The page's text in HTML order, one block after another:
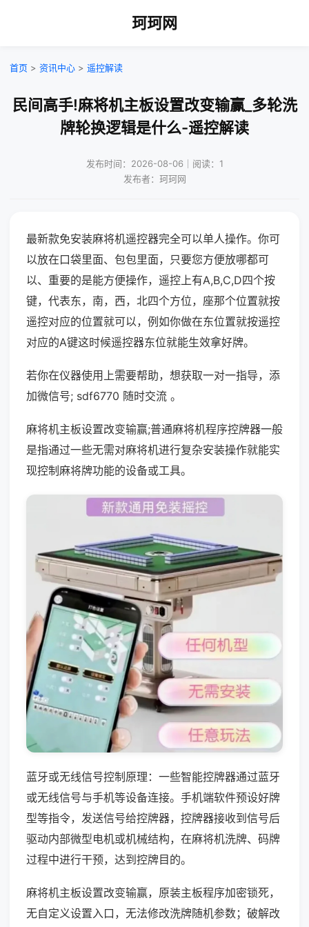
珂珂网
首页 > 资讯中心 > 遥控解读
民间高手!麻将机主板设置改变输赢_多轮洗
牌轮换逻辑是什么-遥控解读
发布时间：2026-08-06｜阅读：1
发布者：珂珂网
最新款免安装麻将机遥控器完全可以单人操作。你可
以放在口袋里面、包包里面，只要您方便放哪都可
以、重要的是能方便操作，遥控上有A,B,C,D四个按
键，代表东，南，西，北四个方位，座那个位置就按
遥控对应的位置就可以，例如你做在东位置就按遥控
对应的A键这时候遥控器东位就能生效拿好牌。
若你在仪器使用上需要帮助，想获取一对一指导，添
加微信号; sdf6770 随时交流 。
麻将机主板设置改变输赢;普通麻将机程序控牌器一般
是指通过一些无需对麻将机进行复杂安装操作就能实
现控制麻将牌功能的设备或工具。
蓝牙或无线信号控制原理：一些智能控牌器通过蓝牙
或无线信号与手机等设备连接。手机端软件预设好牌
型等指令，发送信号给控牌器，控牌器接收到信号后
驱动内部微型电机或机械结构，在麻将机洗牌、码牌
过程中进行干预，达到控牌目的。
麻将机主板设置改变输赢，原装主板程序加密锁死，
无自定义设置入口，无法修改洗牌随机参数；破解改